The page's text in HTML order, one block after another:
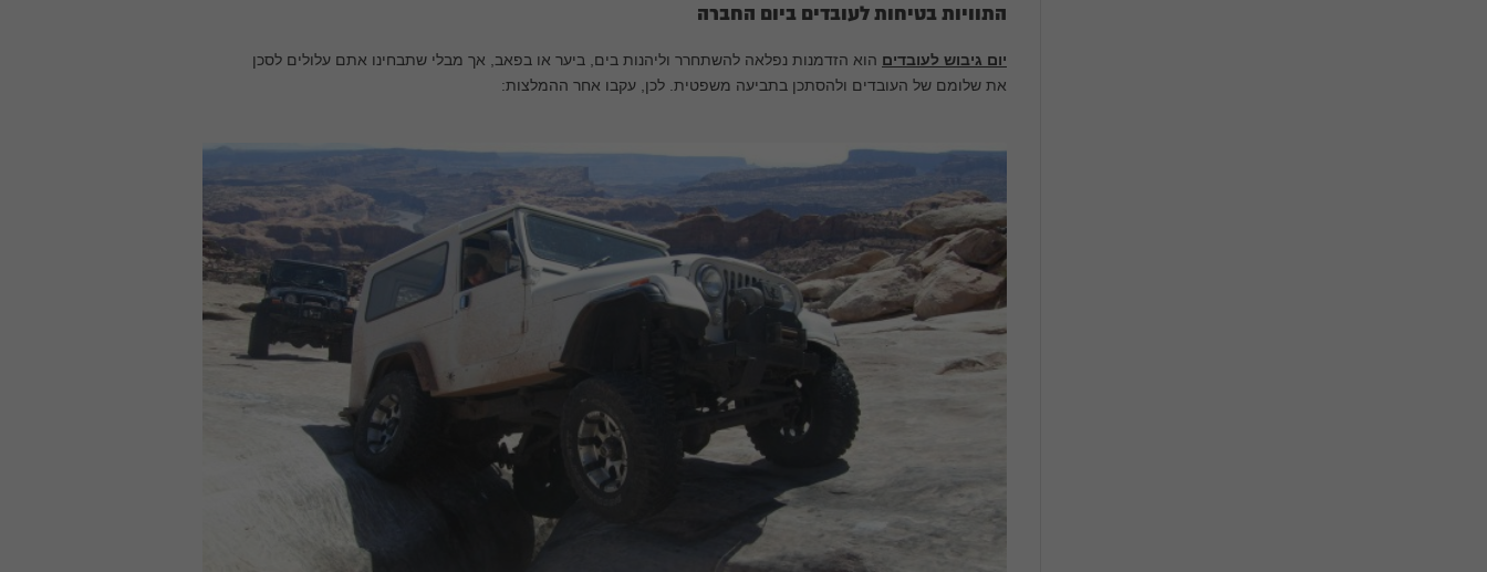
התוויות בטיחות לעובדים ביום החברה
יום גיבוש לעובדים הוא הזדמנות נפלאה להשתחרר וליהנות בים, ביער או בפאב, אך מבלי שתבחינו אתם עלולים לסכן
את שלומם של העובדים ולהסתכן בתביעה משפטית. לכן, עקבו אחר ההמלצות: